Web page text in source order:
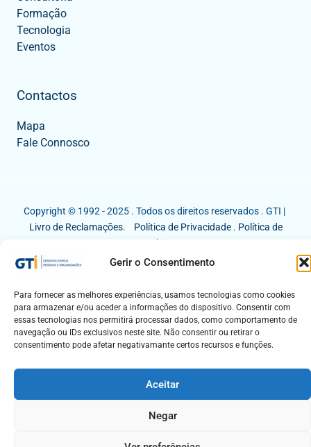
Gerir o Consentimento
Para fornecer as melhores experiências, usamos tecnologias como cookies
para armazenar e/ou aceder a informações do dispositivo. Consentir com
essas tecnologias nos permitirá processar dados, como comportamento de
navegação ou IDs exclusivos neste site. Não consentir ou retirar o
consentimento pode afetar negativamante certos recursos e funções.
Aceitar
Negar
Formação
Tecnologia
Eventos
Contactos
Mapa
Fale Connosco
Copyright © 1992 - 2025 . Todos os direitos reservados . GTI |
Livro de Reclamações.
Política de Privacidade. Política de
Cookies